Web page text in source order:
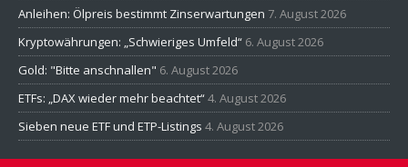
Anleihen: Ölpreis bestimmt Zinserwartungen 7. August 2026
Kryptowährungen: „Schwieriges Umfeld“ 6. August 2026
Gold: "Bitte anschnallen" 6. August 2026
ETFs: „DAX wieder mehr beachtet“4. August 2026
Sieben neue ETF und ETP-Listings 4. August 2026